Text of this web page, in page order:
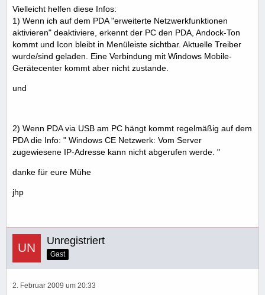
Vielleicht helfen diese Infos:
1) Wenn ich auf dem PDA "erweiterte Netzwerkfunktionen
aktivieren" deaktiviere, erkennt der PC den PDA, Andock-Ton
kommt und Icon bleibt in Menüleiste sichtbar. Aktuelle Treiber
wurde/sind geladen. Eine Verbindung mit Windows Mobile-
Gerätecenter kommt aber nicht zustande.
und
2) Wenn PDA via USB am PC hängt kommt regelmäßig auf dem
PDA die Info: " Windows CE Netzwerk: Vom Server
zugewiesene IP-Adresse kann nicht abgerufen werde. "
danke für eure Mühe
jhp
Unregistriert
Gast
2. Februar 2009 um 20:33